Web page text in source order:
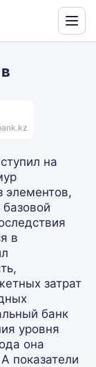
на
элементов,
в
затрат
банк
уровня
она
показатели